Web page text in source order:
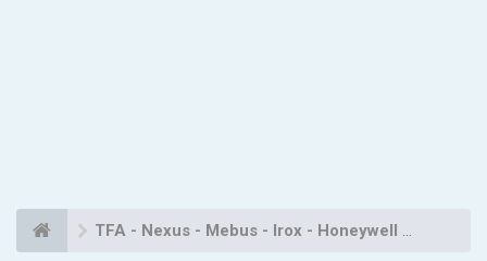
TFA - Nexus - Mebus - Irox - Honeywell weerstations